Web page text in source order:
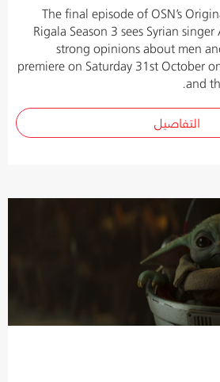
The final episode of OSN’s
Rigala Season 3 sees Syrian
strong opinions about men
premiere on Saturday 31st October
and
التفاصيل